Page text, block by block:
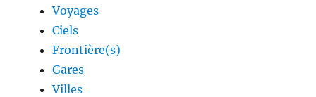
Voyages
Ciels
Frontière(s)
Gares
Villes